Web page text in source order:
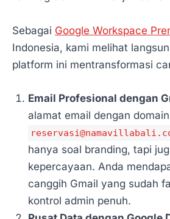
Sebagai Google Workspace
Indonesia, kami melihat
platform ini mentransformasi
Email Profesional dengan
alamat email dengan
hanya soal branding, tapi
kepercayaan. Anda
canggih Gmail yang sudah
kontrol admin penuh.